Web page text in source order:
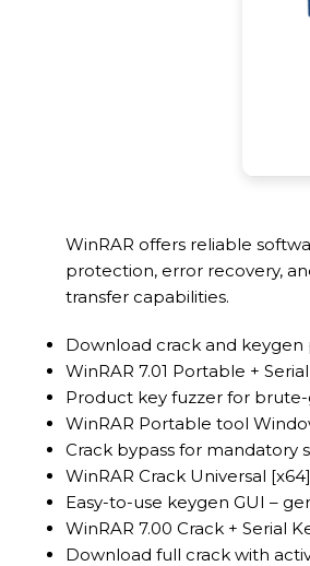
WinRAR offers reliable
protection, error recovery,
transfer capabilities.
Download crack and
WinRAR 7.01 Portable +
Product key fuzzer for brute-
WinRAR Portable tool
Crack bypass for mandatory
WinRAR Crack Universal
Easy-to-use keygen GUI –
WinRAR 7.00 Crack + Serial
Download full crack with